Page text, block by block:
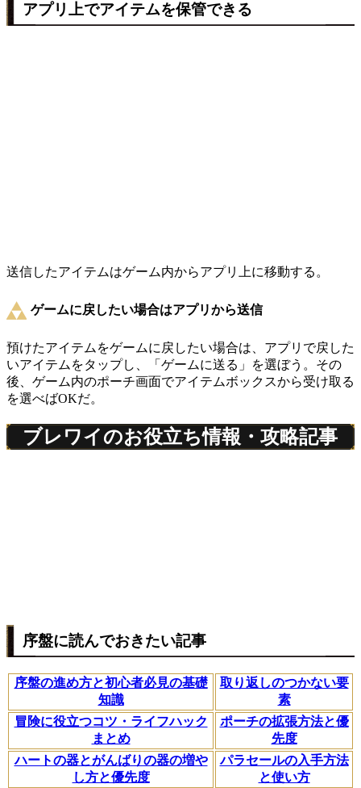
アプリ上でアイテムを保管できる
送信したアイテムはゲーム内からアプリ上に移動する。
ゲームに戻したい場合はアプリから送信
預けたアイテムをゲームに戻したい場合は、アプリで戻した
いアイテムをタップし、「ゲームに送る」を選ぼう。その
後、ゲーム内のポーチ画面でアイテムボックスから受け取る
を選べばOKだ。
ブレワイのお役立ち情報・攻略記事
序盤に読んでおきたい記事
序盤の進め方と初心者必見の基礎
知識
取り返しのつかない要
素
冒険に役立つコツ・ライフハック
まとめ
ポーチの拡張方法と優
先度
ハートの器とがんばりの器の増や
し方と優先度
パラセールの入手方法
と使い方